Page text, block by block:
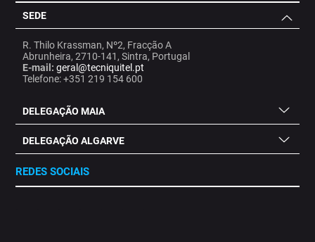
SEDE
R. Thilo Krassman, Nº2, Fracção A
Abrunheira, 2710-141, Sintra, Portugal
E-mail: geral@tecniquitel.pt
Telefone: +351 219 154 600
DELEGAÇÃO MAIA
DELEGAÇÃO ALGARVE
REDES SOCIAIS